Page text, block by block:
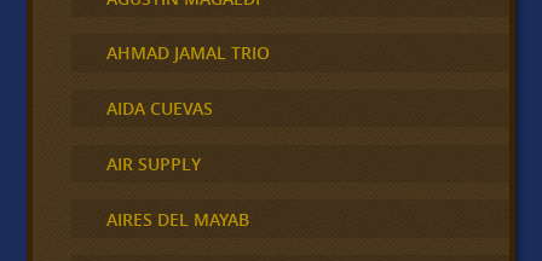
AHMAD JAMAL TRIO
AIDA CUEVAS
AIR SUPPLY
AIRES DEL MAYAB